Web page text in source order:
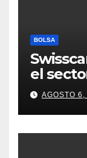
BOLSA
el
valores
bolsa
AGOSTO